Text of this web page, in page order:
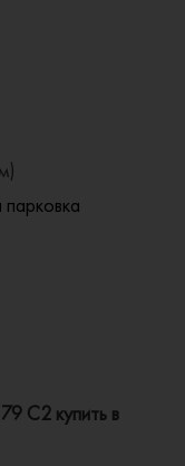
C2 купить в